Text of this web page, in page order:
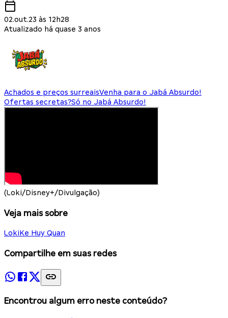
02.out.23 às 12h28
Atualizado há quase 3 anos
Achados e preços surreaisVenha para o Jabá Absurdo!
Ofertas secretas?Só no Jabá Absurdo!
(Loki/Disney+/Divulgação)
Veja mais sobre
LokiKe Huy Quan
Compartilhe em suas redes
Encontrou algum erro neste conteúdo?